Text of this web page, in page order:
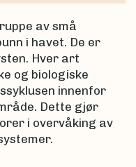
av små
i havet. De er
Hver art
og biologiske
innenfor
Dette gjør
i overvåking av